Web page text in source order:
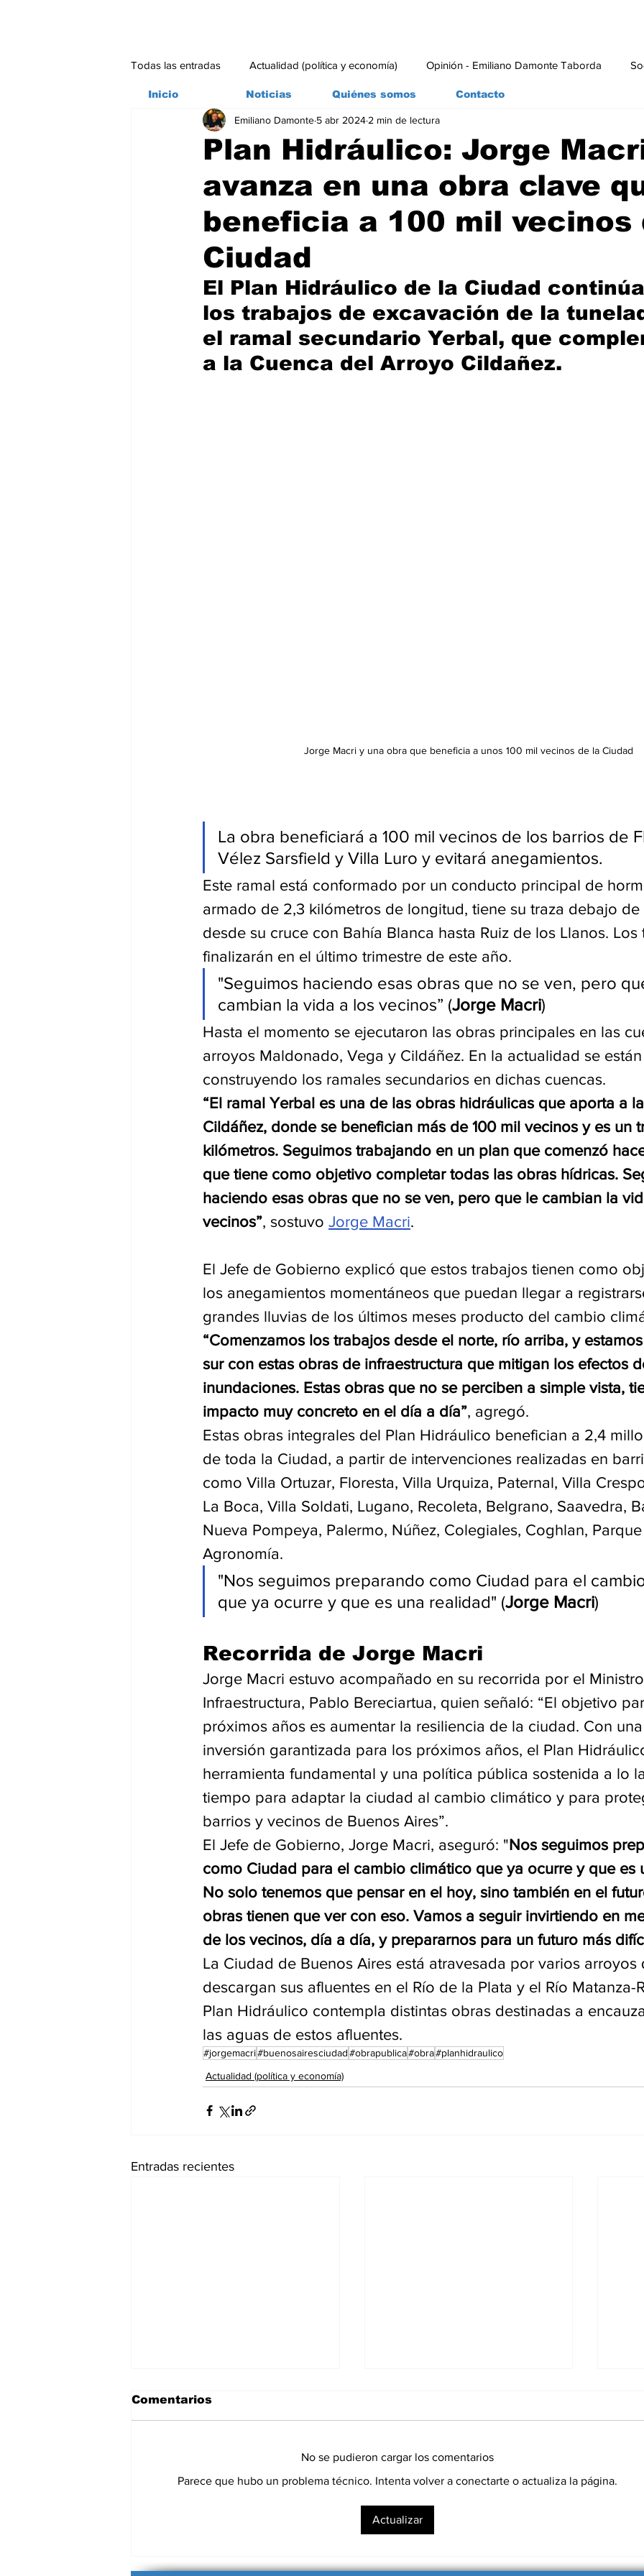
Todas las entradas Actualidad (política y economía) Opinión - Emiliano Damonte Taborda
Ambiente Editorial Economía y Producción
Plan Hidráulico: Jorge
avanza en una obra clave
beneficia a 100 mil vecinos
Ciudad
Emiliano Damonte 5 abr 2024 2 min de lectura
El Plan Hidráulico de la Ciudad
los trabajos de excavación de la
el ramal secundario Yerbal, que
a la Cuenca del Arroyo Cildañez.
Jorge Macri y una obra que beneficia a unos 100 mil vecinos de la Ciudad
La obra beneficiará a 100 mil vecinos de los barrios de
Vélez Sarsfield y Villa Luro y evitará anegamientos.
Este ramal está conformado por un conducto principal de
armado de 2,3 kilómetros de longitud, tiene su traza debajo de
desde su cruce con Bahía Blanca hasta Ruiz de los Llanos. Los
finalizarán en el último trimestre de este año.
"Seguimos haciendo esas obras que no se ven, pero
cambian la vida a los vecinos” (Jorge Macri)
Hasta el momento se ejecutaron las obras principales en las
arroyos Maldonado, Vega y Cildáñez. En la actualidad se están
construyendo los ramales secundarios en dichas cuencas.
“El ramal Yerbal es una de las obras hidráulicas que aporta a
Cildáñez, donde se benefician más de 100 mil vecinos y es un
kilómetros. Seguimos trabajando en un plan que comenzó
que tiene como objetivo completar todas las obras hídricas.
haciendo esas obras que no se ven, pero que le cambian la
vecinos”, sostuvo Jorge Macri.
El Jefe de Gobierno explicó que estos trabajos tienen como
los anegamientos momentáneos que puedan llegar a
grandes lluvias de los últimos meses producto del cambio
“Comenzamos los trabajos desde el norte, río arriba, y
sur con estas obras de infraestructura que mitigan los efectos
inundaciones. Estas obras que no se perciben a simple vista,
impacto muy concreto en el día a día”, agregó.
Estas obras integrales del Plan Hidráulico benefician a 2,4
de toda la Ciudad, a partir de intervenciones realizadas en
como Villa Ortuzar, Floresta, Villa Urquiza, Paternal, Villa
La Boca, Villa Soldati, Lugano, Recoleta, Belgrano, Saavedra,
Nueva Pompeya, Palermo, Núñez, Colegiales, Coghlan,
Agronomía.
"Nos seguimos preparando como Ciudad para el
que ya ocurre y que es una realidad" (Jorge Macri)
Recorrida de Jorge Macri
Jorge Macri estuvo acompañado en su recorrida por el
Infraestructura, Pablo Bereciartua, quien señaló: “El objetivo
próximos años es aumentar la resiliencia de la ciudad. Con
inversión garantizada para los próximos años, el Plan
herramienta fundamental y una política pública sostenida a lo
tiempo para adaptar la ciudad al cambio climático y para
barrios y vecinos de Buenos Aires”.
El Jefe de Gobierno, Jorge Macri, aseguró: "Nos seguimos
como Ciudad para el cambio climático que ya ocurre y que es
No solo tenemos que pensar en el hoy, sino también en el
obras tienen que ver con eso. Vamos a seguir invirtiendo en
de los vecinos, día a día, y prepararnos para un futuro más
La Ciudad de Buenos Aires está atravesada por varios arroyos
descargan sus afluentes en el Río de la Plata y el Río Matanza-
Plan Hidráulico contempla distintas obras destinadas a
las aguas de estos afluentes.
#jorgemacri#buenosairesciudad#obrapublica#obra#planhidraulico
Actualidad (política y economía)
Entradas recientes
Milei ya piensa en la
reelección y asegura
tener decidido su
Comentarios
No se pudieron cargar los comentarios
Parece que hubo un problema técnico. Intenta volver a conectarte o actualiza la página.
Actualizar
Inicio Noticias Quiénes somos Contacto